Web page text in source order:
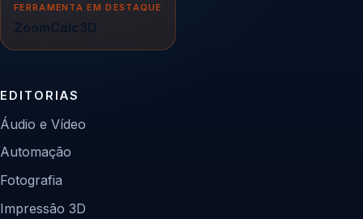
FERRAMENTA EM DESTAQUE
ZoomCalc3D
EDITORIAS
Áudio e Vídeo
Automação
Fotografia
Impressão 3D